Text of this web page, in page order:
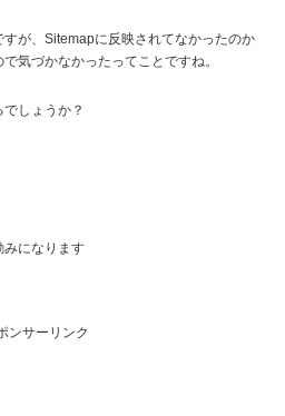
が、Sitemapに反映されてなかったのか
気づかなかったってことですね。
しょうか？
みになります
ンサーリンク